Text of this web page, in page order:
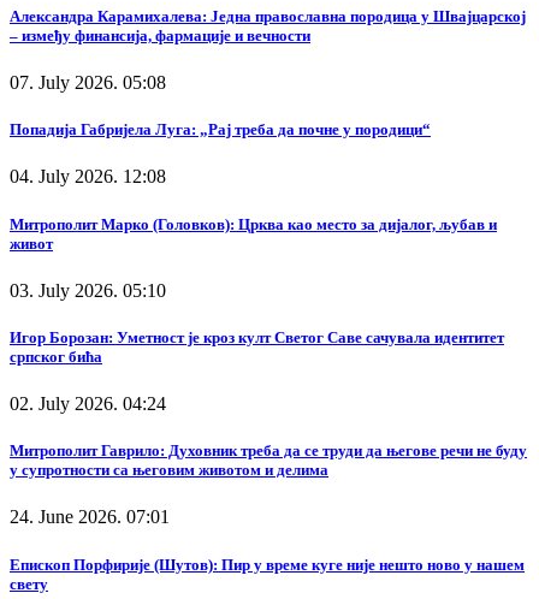
Александра Карамихалева: Једна православна породица у Швајцарској
– између финансија, фармације и вечности
07. July 2026. 05:08
Попадија Габријела Луга: „Рај треба да почне у породици“
04. July 2026. 12:08
Митрополит Марко (Головков): Црква као место за дијалог, љубав и
живот
03. July 2026. 05:10
Игор Борозан: Уметност је кроз култ Светог Саве сачувала идентитет
српског бића
02. July 2026. 04:24
Митрополит Гаврило: Духовник треба да се труди да његове речи не буду
у супротности са његовим животом и делима
24. June 2026. 07:01
Епископ Порфирије (Шутов): Пир у време куге није нешто ново у нашем
свету